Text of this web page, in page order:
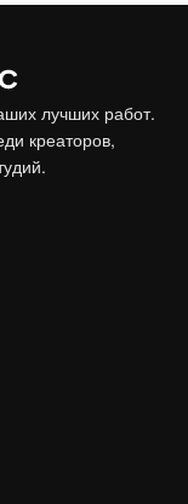
лучших работ.
креаторов,